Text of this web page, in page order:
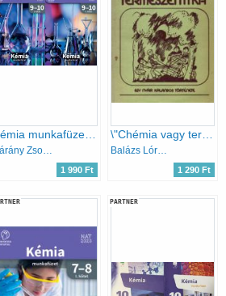
Bárány Zsolt - Hotziné Pócsi Anikó - Marchis Valér Várallyainé - Balázs Judit
1 990 Ft
\"Chémia vagy természettitka\" - Egy nyár kalandos története
Balázs Lórántné dr.
1 290 Ft
PARTNER